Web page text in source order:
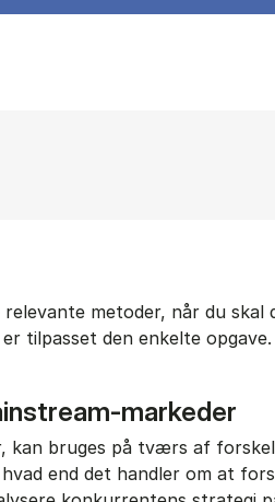
metoder, når du skal
tilpasset den enkelte opgave.
markeder
kan bruges på tværs af
end det handler om at